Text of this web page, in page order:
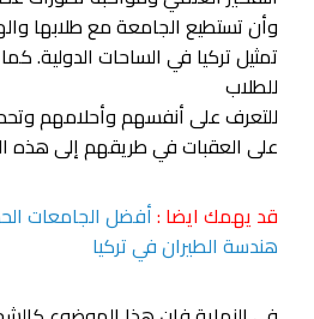
وأن تستطيع الجامعة مع طلابها
تمثيل تركيا في الساحات الدولية.
للطلاب
للتعرف على أنفسهم وأحلامهم
على العقبات في طريقهم إلى هذه
قد يهمك ايضا :أفضل الجامعات
هندسة الطيران في تركيا